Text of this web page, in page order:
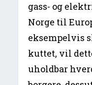
gass- og
Norge til
eksempelvis
kuttet, vil
uholdbar